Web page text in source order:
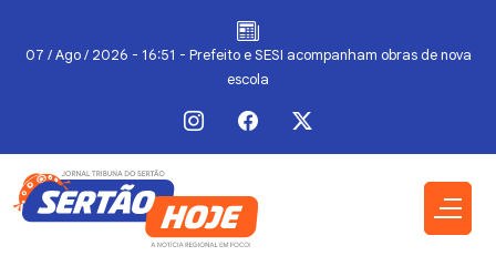
07 / Ago / 2026 - 16:51 - Prefeito e SESI acompanham obras de nova
escola